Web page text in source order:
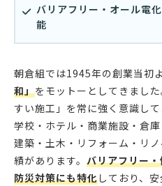
バリアフリー・オール電
能
朝倉組では1945年の創業当初
和」をモットーとしてきまし
すい施工」を常に強く意識し
学校・ホテル・商業施設・倉
建築・土木・リフォーム・リ
績があります。 バリアフリー
防災対策にも特化しており、